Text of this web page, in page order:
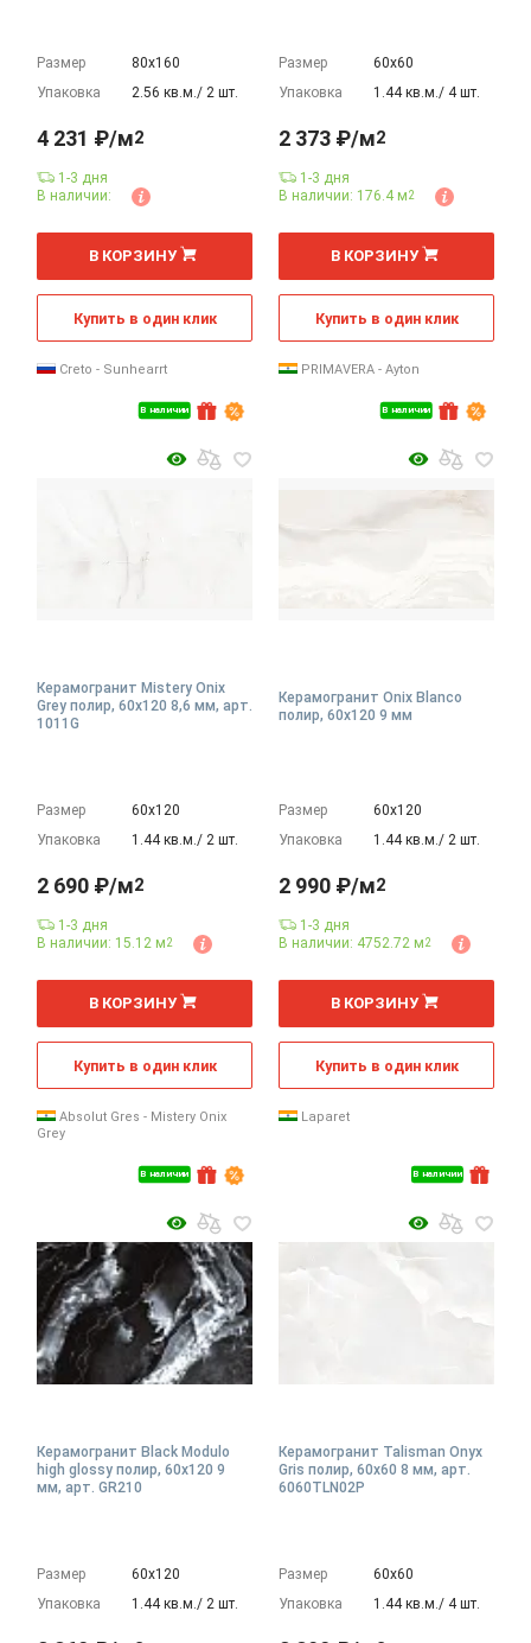
Размер
80х160
Упаковка
2.56 кв.м./ 2 шт.
В наличии
4 231 ₽/м2
1-3 дня
В наличии:
м
В КОРЗИНУ
Купить в один клик
Creto - Sunhearrt
Размер
60х60
Упаковка
1.44 кв.м./ 4 шт.
В наличии
2 373 ₽/м2
1-3 дня
В наличии: 176.4 м2
м
В КОРЗИНУ
Купить в один клик
PRIMAVERA - Ayton
Керамогранит Mistery Onix
Grey полир, 60x120 8,6 мм, арт.
1011G
Размер
60х120
Упаковка
1.44 кв.м./ 2 шт.
В наличии
2 690 ₽/м2
1-3 дня
В наличии: 15.12 м2
м
В КОРЗИНУ
Купить в один клик
Absolut Gres - Mistery Onix
Grey
Керамогранит Onix Blanco
полир, 60x120 9 мм
Размер
60х120
Упаковка
1.44 кв.м./ 2 шт.
В наличии
2 990 ₽/м2
1-3 дня
В наличии: 4752.72 м2
м
В КОРЗИНУ
Купить в один клик
Laparet
Керамогранит Black Modulo
high glossy полир, 60x120 9
мм, арт. GR210
Размер
60х120
Упаковка
1.44 кв.м./ 2 шт.
Керамогранит Talisman Onyx
Gris полир, 60x60 8 мм, арт.
6060TLN02P
Размер
60х60
Упаковка
1.44 кв.м./ 4 шт.